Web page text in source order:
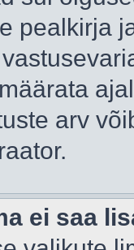
pealkirja
arv
ei saa